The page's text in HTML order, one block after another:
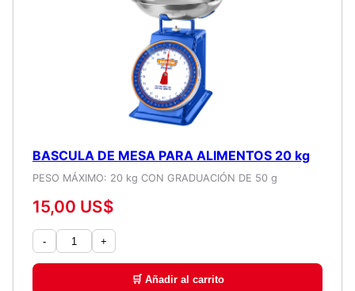
BASCULA DE MESA PARA ALIMENTOS 20 kg
PESO MÁXIMO: 20 kg CON GRADUACIÓN DE 50 g
15,00 US$
- +
🛒 Añadir al carrito